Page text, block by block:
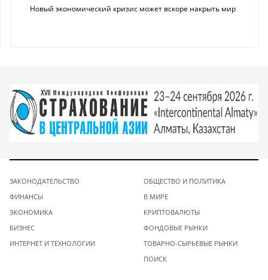
Новый экономический кризис может вскоре накрыть мир
ЗАКОНОДАТЕЛЬСТВО
ФИНАНСЫ
ЭКОНОМИКА
БИЗНЕС
ИНТЕРНЕТ И ТЕХНОЛОГИИ
ОБЩЕСТВО И ПОЛИТИКА
В МИРЕ
КРИПТОВАЛЮТЫ
ФОНДОВЫЕ РЫНКИ
ТОВАРНО-СЫРЬЕВЫЕ РЫНКИ
ПОИСК